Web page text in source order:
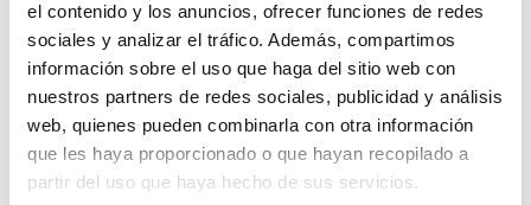
el contenido y los anuncios, ofrecer funciones de redes
sociales y analizar el tráfico. Además, compartimos
información sobre el uso que haga del sitio web con
nuestros partners de redes sociales, publicidad y análisis
web, quienes pueden combinarla con otra información
que les haya proporcionado o que hayan recopilado a
partir del uso que haya hecho de sus servicios.
Envase
VIAL
Volumen
500mg
CAS
[106-48-9]
Referencia
SB58-500MG
x 500mg
Comprar
Disponibilidad
Ver stock